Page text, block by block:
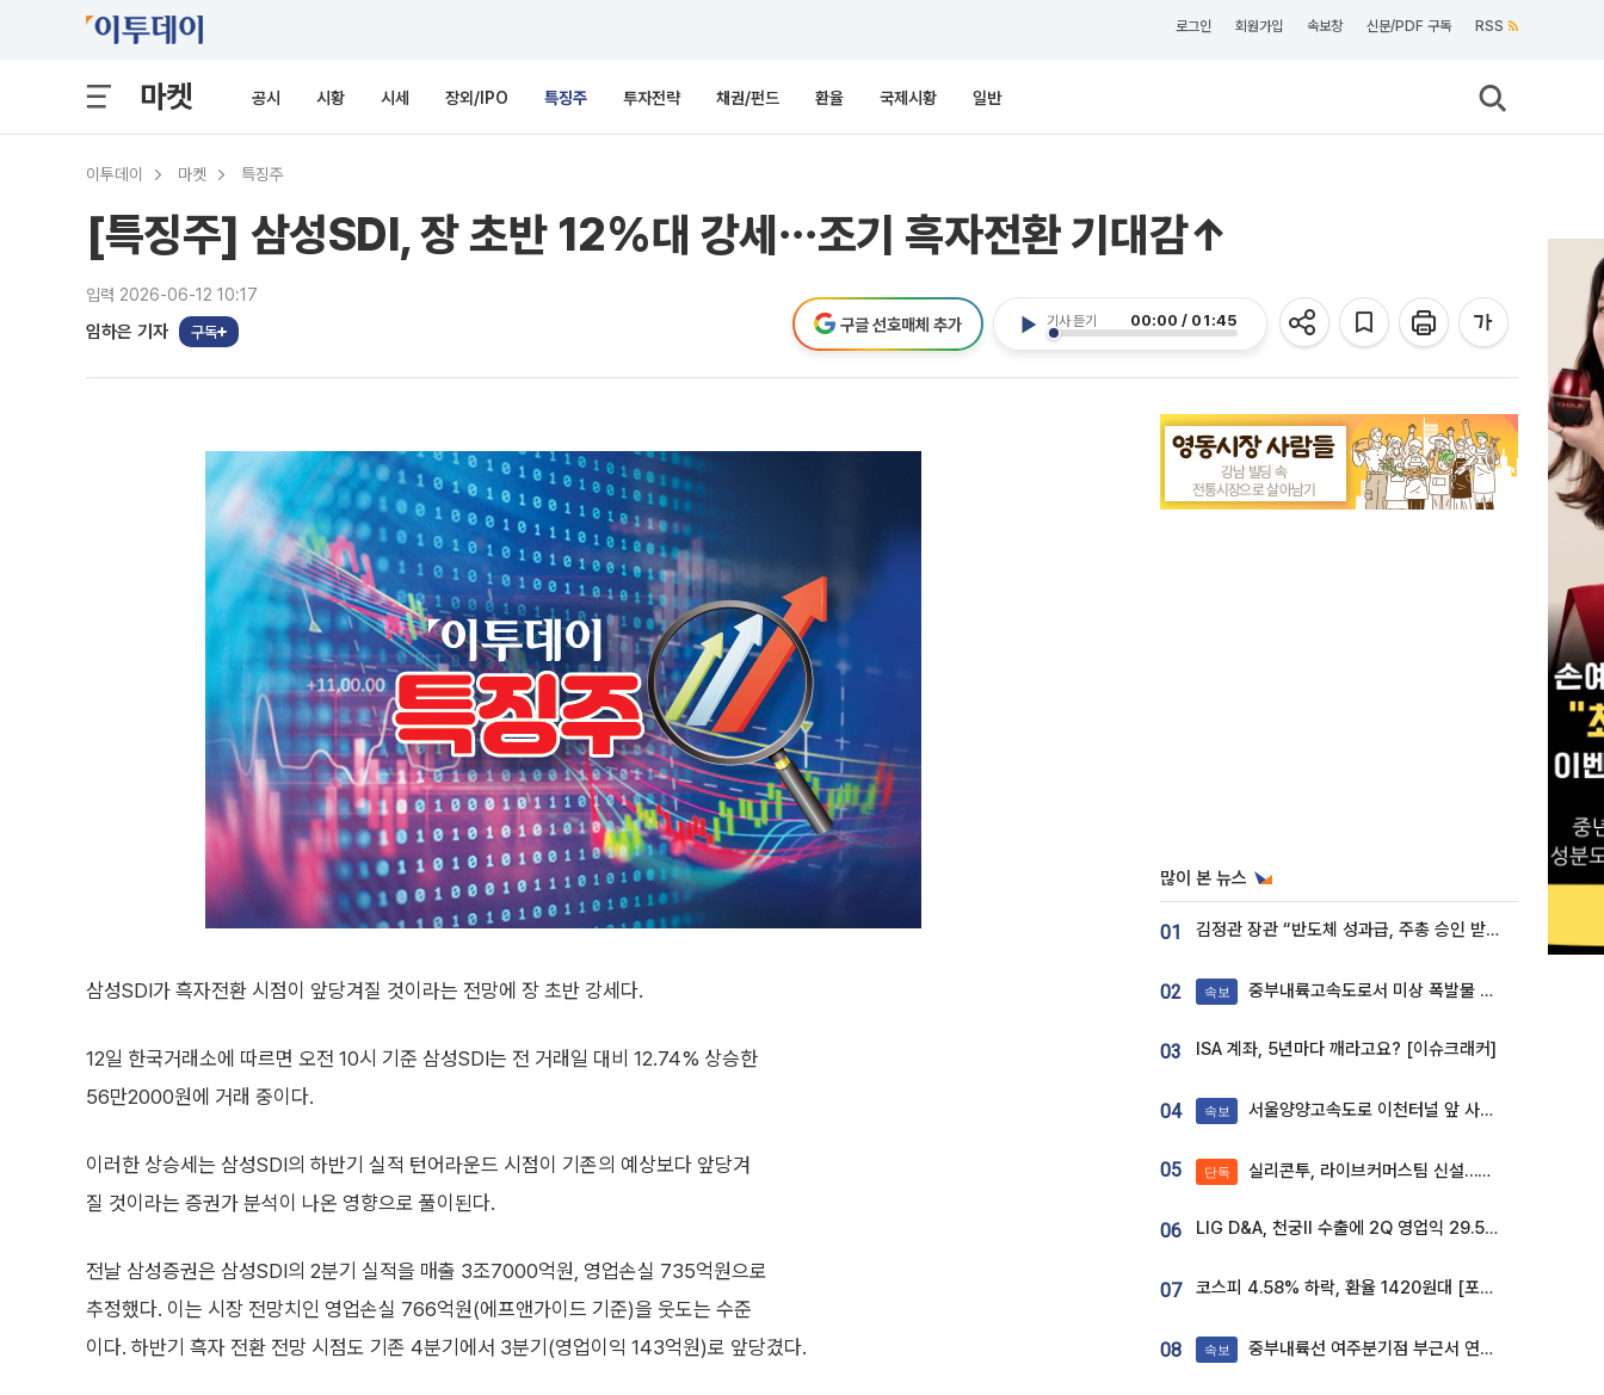
로그인 회원가입 속보창 신문/PDF 구독 RSS
마켓 공시 시황 시세 장외/IPO 특징주 투자전략 채권/펀드 환율 국제시황 일반
이투데이 마켓 특징주
[특징주] 삼성SDI, 장 초반 12%대 강세⋯조기 흑자전환 기대감↑
입력 2026-06-12 10:17
임하은 기자 구독
기사 듣기 00:00 / 01:45
구글 선호매체 추가
삼성SDI가 흑자전환 시점이 앞당겨질 것이라는 전망에 장 초반 강세다.
12일 한국거래소에 따르면 오전 10시 기준 삼성SDI는 전 거래일 대비 12.74% 상승한
56만2000원에 거래 중이다.
이러한 상승세는 삼성SDI의 하반기 실적 턴어라운드 시점이 기존의 예상보다 앞당겨
질 것이라는 증권가 분석이 나온 영향으로 풀이된다.
전날 삼성증권은 삼성SDI의 2분기 실적을 매출 3조7000억원, 영업손실 735억원으로
추정했다. 이는 시장 전망치인 영업손실 766억원(에프앤가이드 기준)을 웃도는 수준
이다. 하반기 흑자 전환 전망 시점도 기존 4분기에서 3분기(영업이익 143억원)로 앞당겼다.
많이 본 뉴스
01 김정관 장관 “반도체 성과급, 주총 승인 받도록”…상법·자본시장법 개정 시사
02 속보 중부내륙고속도로서 미상 폭발물 발견
03 ISA 계좌, 5년마다 깨라고요? [이슈크래커]
04 속보 서울양양고속도로 이천터널 앞 사고 발생
05 단독 실리콘투, 라이브커머스팀 신설…K뷰티 ‘글로벌 판매망’ 확대[K뷰티 라방戰]
06 LIG D&A, 천궁Ⅱ 수출에 2Q 영업익 29.5%↑…수주잔고 24.6조 [종합]
07 코스피 4.58% 하락, 환율 1420원대 [포토]
08 속보 중부내륙선 여주분기점 부근서 연이은 추돌사고 발생